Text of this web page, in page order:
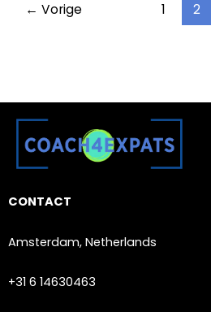
← Vorige 1 2
CONTACT
Amsterdam, Netherlands
+31 6 14630463